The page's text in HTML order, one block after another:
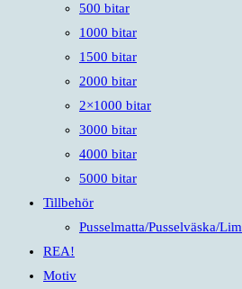
500 bitar
1000 bitar
1500 bitar
2000 bitar
2×1000 bitar
3000 bitar
4000 bitar
5000 bitar
Tillbehör
Pusselmatta/Pusselväska/Lim
REA!
Motiv